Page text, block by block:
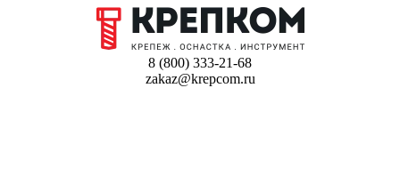
8 (800) 333-21-68
zakaz@krepcom.ru